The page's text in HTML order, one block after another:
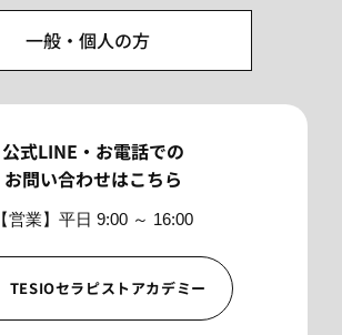
一般・個人の方
公式LINE・お電話での
お問い合わせはこちら
【営業】平日 9:00 ～ 16:00
TESIOセラピストアカデミー